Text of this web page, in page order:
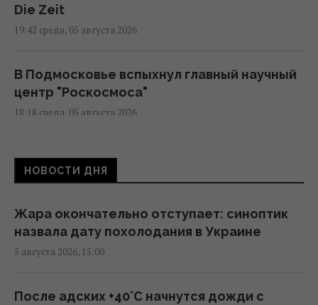
Die Zeit
19:42 среда, 05 августа 2026
В Подмосковье вспыхнул главный научный
центр "Роскосмоса"
18:18 среда, 05 августа 2026
В Сеуту могли прибыть подозреваемые в
джихадизме: в МВД Испании это отрицают
США готовят новую ядерную стратегию на
случай войны с Россией или Китаем, - NBC
16:23 среда, 05 августа 2026
НОВОСТИ ДНЯ
Жара окончательно отступает: синоптик
назвала дату похолодания в Украине
5 августа 2026, 15:00
После адских +40°C начнутся дожди с